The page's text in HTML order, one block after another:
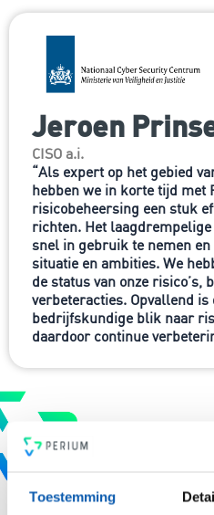
Toestemming
Jeroen
CISO a.i.
“Als expert op het gebied
hebben we in korte tijd met
risicobeheersing een stuk
richten. Het
snel in gebruik te nemen
situatie en ambities. We
de status van onze risico’s,
verbeteracties. Opvallend
bedrijfskundige blik naar
daardoor continue
Waar heb je nu